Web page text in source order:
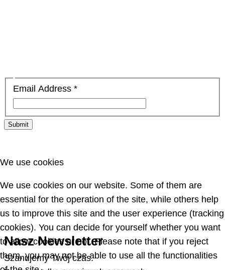
Email Address*
Submit
Nasz Newsletter
Szanujemy Twój czas.
We use cookies
We use cookies on our website. Some of them are
essential for the operation of the site, while others help
us to improve this site and the user experience (tracking
cookies). You can decide for yourself whether you want
to allow cookies or not. Please note that if you reject
them, you may not be able to use all the functionalities